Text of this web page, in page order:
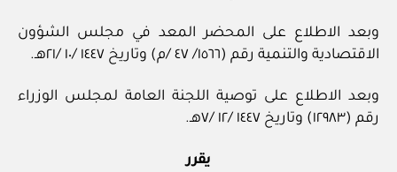
وبعد الاطلاع على المحضر المعد في مجلس الشؤون
الاقتصادية والتنمية رقم (١٥٦٦/ ٤٧ /م) وتاريخ ١٤٤٧ /١٠ /٢١هـ.
وبعد الاطلاع على توصية اللجنة العامة لمجلس الوزراء
رقم (١٢٩٨٣) وتاريخ ١٤٤٧ /١٢ /٧هـ.
يقرر